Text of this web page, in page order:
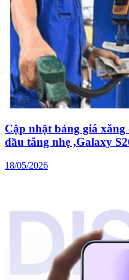
Cập nhật bảng giá
dầu tăng nhẹ ,Galaxy
18/05/2026